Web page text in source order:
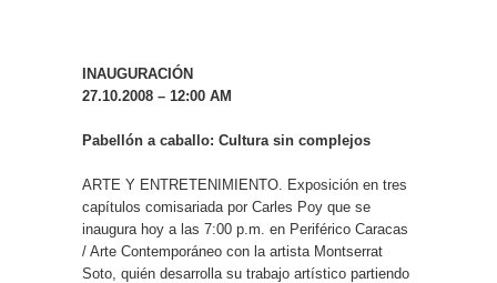
INAUGURACIÓN
27.10.2008 – 12:00 AM
Pabellón a caballo: Cultura sin complejos
ARTE Y ENTRETENIMIENTO. Exposición en tres
capítulos comisariada por Carles Poy que se
inaugura hoy a las 7:00 p.m. en Periférico Caracas
/ Arte Contemporáneo con la artista Montserrat
Soto, quién desarrolla su trabajo artístico partiendo